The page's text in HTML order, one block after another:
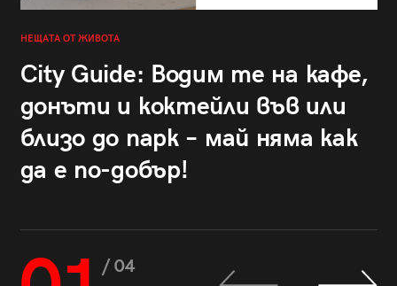
НЕЩАТА ОТ ЖИВОТА
City Guide: Водим те на кафе,
донъти и коктейли във или
близо до парк – май няма как
да е по-добър!
/ 04